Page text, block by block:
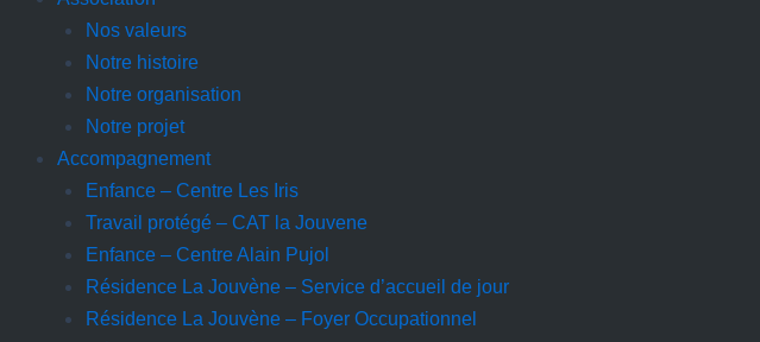
Nos valeurs
Notre histoire
Notre organisation
Notre projet
Accompagnement
Enfance – Centre Les Iris
Travail protégé – CAT la Jouvene
Enfance – Centre Alain Pujol
Résidence La Jouvène – Service d’accueil de jour
Résidence La Jouvène – Foyer Occupationnel